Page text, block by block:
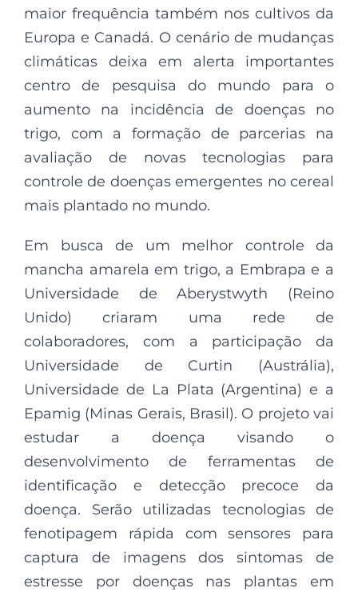
maior frequência também nos cultivos da
Europa e Canadá. O cenário de mudanças
climáticas deixa em alerta importantes
centro de pesquisa do mundo para o
aumento na incidência de doenças no
trigo, com a formação de parcerias na
avaliação de novas tecnologias para
controle de doenças emergentes no cereal
mais plantado no mundo.
Em busca de um melhor controle da
mancha amarela em trigo, a Embrapa e a
Universidade de Aberystwyth (Reino
Unido) criaram uma rede de
colaboradores, com a participação da
Universidade de Curtin (Austrália),
Universidade de La Plata (Argentina) e a
Epamig (Minas Gerais, Brasil). O projeto vai
estudar a doença visando o
desenvolvimento de ferramentas de
identificação e detecção precoce da
doença. Serão utilizadas tecnologias de
fenotipagem rápida com sensores para
captura de imagens dos sintomas de
estresse por doenças nas plantas em